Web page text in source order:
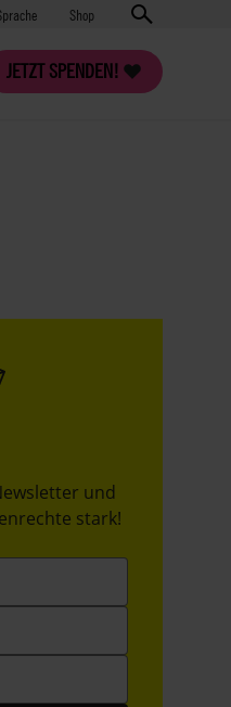
Shop
JETZT SPENDEN!
und
stark!